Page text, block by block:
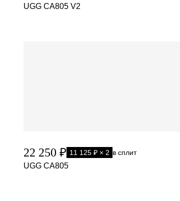
UGG CA805 V2
22 250 ₽ 11 125 ₽ × 2 в сплит
UGG CA805